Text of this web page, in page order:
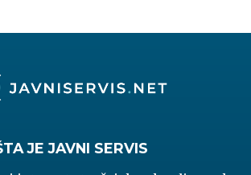
JE JAVNI SERVIS